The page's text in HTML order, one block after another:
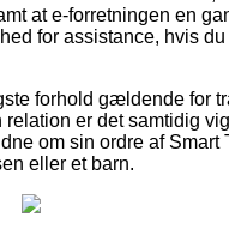
at e-forretningen en
for assistance, hvis
forhold gældende for
er det samtidig
om sin ordre af Smart
eller et barn.